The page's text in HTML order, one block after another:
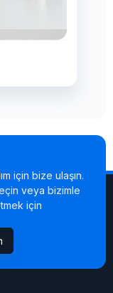
için bize ulaşın.
veya bizimle
için